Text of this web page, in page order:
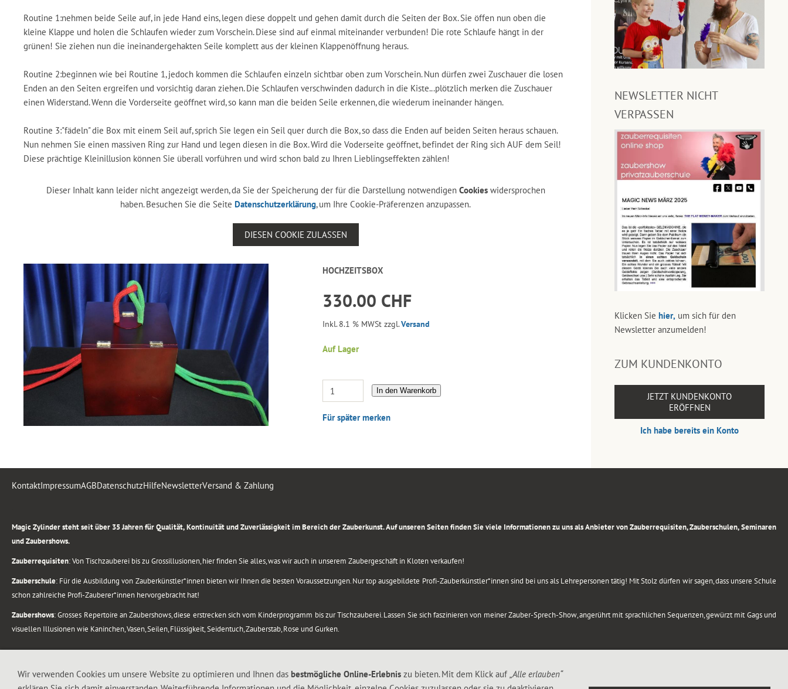
Routine 1:nehmen beide Seile auf, in jede Hand eins, legen diese doppelt und gehen damit durch die Seiten der Box. Sie öffen nun oben die
kleine Klappe und holen die Schlaufen wieder zum Vorschein. Diese sind auf einmal miteinander verbunden! Die rote Schlaufe hängt in der
grünen! Sie ziehen nun die ineinandergehakten Seile komplett aus der kleinen Klappenöffnung heraus.
Routine 2:beginnen wie bei Routine 1, jedoch kommen die Schlaufen einzeln sichtbar oben zum Vorschein. Nun dürfen zwei Zuschauer die losen
Enden an den Seiten ergreifen und vorsichtig daran ziehen. Die Schlaufen verschwinden dadurch in die Kiste...plötzlich merken die Zuschauer
einen Widerstand. Wenn die Vorderseite geöffnet wird, so kann man die beiden Seile erkennen, die wiederum ineinander hängen.
Routine 3:"fädeln" die Box mit einem Seil auf, sprich Sie legen ein Seil quer durch die Box, so dass die Enden auf beiden Seiten heraus schauen.
Nun nehmen Sie einen massiven Ring zur Hand und legen diesen in die Box. Wird die Voderseite geöffnet, befindet der Ring sich AUF dem Seil!
Diese prächtige Kleinillusion können Sie überall vorführen und wird schon bald zu Ihren Lieblingseffekten zählen!
Dieser Inhalt kann leider nicht angezeigt werden, da Sie der Speicherung der für die Darstellung notwendigen Cookieswidersprochen
haben. Besuchen Sie die Seite Datenschutzerklärung, um Ihre Cookie-Präferenzen anzupassen.
DIESEN COOKIE ZULASSEN
HOCHZEITSBOX
330.00 CHF
Inkl. 8.1 % MWSt zzgl.Versand
Auf Lager
In den Warenkorb
Für später merken
NEWSLETTER NICHT
VERPASSEN
Klicken Sie hier, um sich für den
Newsletter anzumelden!
ZUM KUNDENKONTO
JETZT KUNDENKONTO
ERÖFFNEN
Ich habe bereits ein Konto
KontaktImpressumAGBDatenschutzHilfeNewsletterVersand & Zahlung
Magic Zylinder steht seit über 35 Jahren für Qualität, Kontinuität und Zuverlässigkeit im Bereich der Zauberkunst. Auf unseren Seiten finden Sie viele Informationen zu uns als Anbieter von Zauberrequisiten, Zauberschulen, Seminaren
und Zaubershows.
Zauberrequisiten: Von Tischzauberei bis zu Grossillusionen, hier finden Sie alles, was wir auch in unserem Zaubergeschäft in Kloten verkaufen!
Zauberschule: Für die Ausbildung von Zauberkünstler*innen bieten wir Ihnen die besten Voraussetzungen. Nur top ausgebildete Profi-Zauberkünstler*innen sind bei uns als Lehrepersonen tätig! Mit Stolz dürfen wir sagen, dass unsere Schule
schon zahlreiche Profi-Zauberer*innen hervorgebracht hat!
Zaubershows: Grosses Repertoire an Zaubershows, diese erstrecken sich vom Kinderprogramm bis zur Tischzauberei. Lassen Sie sich faszinieren von meiner Zauber-Sprech-Show, angerührt mit sprachlichen Sequenzen, gewürzt mit Gags und
visuellen Illusionen wie Kaninchen, Vasen, Seilen, Flüssigkeit, Seidentuch, Zauberstab, Rose und Gurken.
.
Alle Rechte vorbehalten. © 1988-2026 Magic Zylinder
Wir verwenden Cookies um unsere Website zu optimieren und Ihnen das bestmögliche Online-Erlebnis zu bieten. Mit dem Klick auf „Alle erlauben“